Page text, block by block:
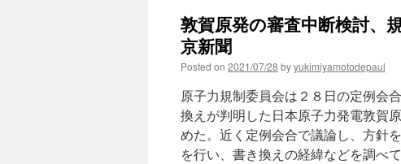
敦賀原発の審査中断検討
京新聞
Posted on 2021/07/28 byyukimiyamotodepaul
原子力規制委員会は２８日の定例会
換えが判明した日本原子力発電敦賀
めた。近く定例会合で議論し、方
を行い、書き換えの経緯などを調べ